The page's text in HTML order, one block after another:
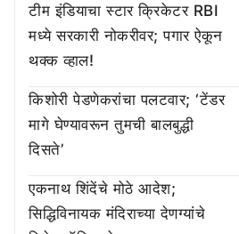
टीम इंडियाचा स्टार क्रिकेटर RBI
मध्ये सरकारी नोकरीवर; पगार ऐकून
थक्क व्हाल!
किशोरी पेडणेकरांचा पलटवार; ‘टेंडर
मागे घेण्यावरून तुमची बालबुद्धी
दिसते’
एकनाथ शिंदेंचे मोठे आदेश;
सिद्धिविनायक मंदिराच्या देणग्यांचे